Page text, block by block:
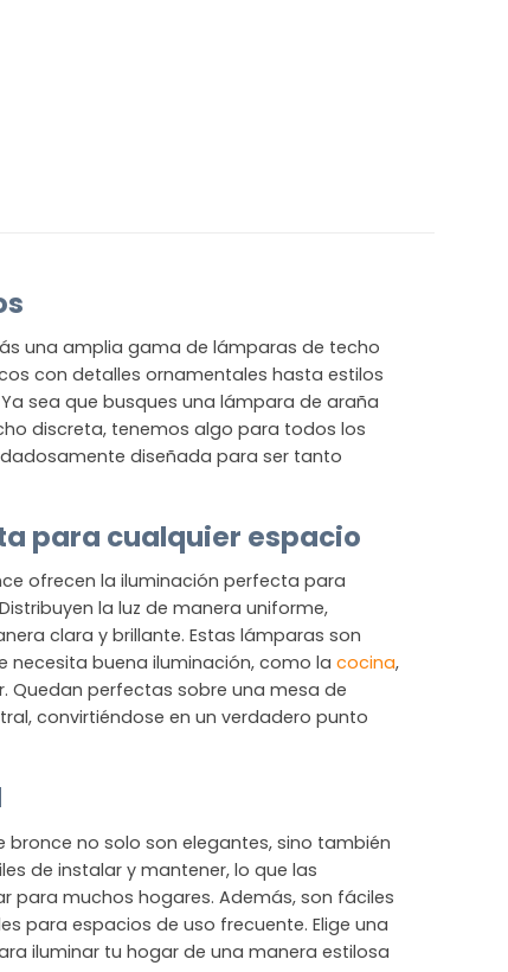
una amplia gama de lámparas de techo
con detalles ornamentales hasta estilos
sea que busques una lámpara de araña
discreta, tenemos algo para todos los
diseñada para ser tanto
para cualquier espacio
ofrecen la iluminación perfecta para
la luz de manera uniforme,
clara y brillante. Estas lámparas son
necesita buena iluminación, como la cocina,
Quedan perfectas sobre una mesa de
convirtiéndose en un verdadero punto
no solo son elegantes, sino también
de instalar y mantener, lo que las
para muchos hogares. Además, son fáciles
para espacios de uso frecuente. Elige una
iluminar tu hogar de una manera estilosa